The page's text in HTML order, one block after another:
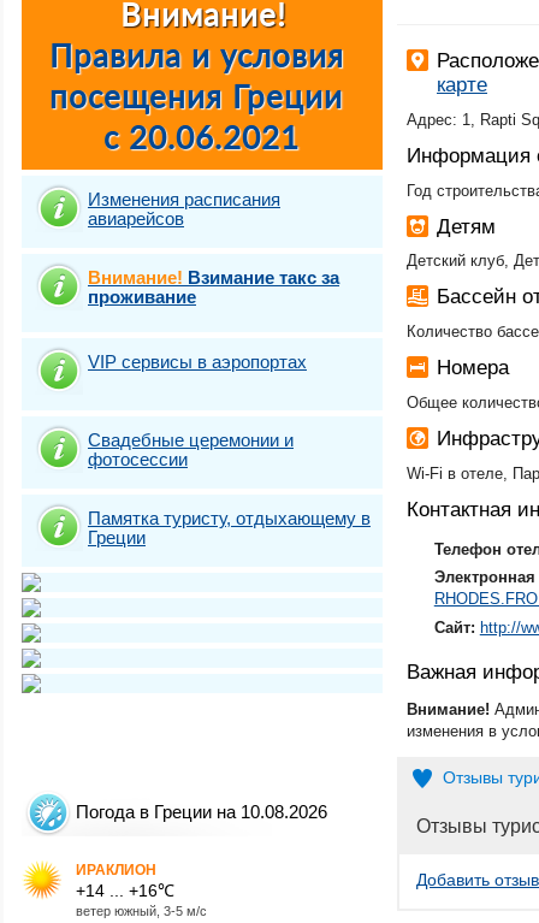
Изменения расписания
авиарейсов
Внимание! Взимание такс за
проживание
VIP сервисы в аэропортах
Свадебные церемонии и
фотосесcии
Памятка туристу, отдыхающему в
Греции
Погода в Греции на 10.08.2026
ИРАКЛИОН
+14 ... +16℃
ветер южный, 3-5 м/с
карте
Адрес: 1, Rapti
Информация
Год
Детям
Детский клуб,
Бассейн
Количество
Номера
Общее
Wi-Fi в отеле,
Контактная
Телефон
Электронная
Сайт: http://
Важная
Внимание!
изменения в
Отзывы
Отзывы
Добавить отзыв